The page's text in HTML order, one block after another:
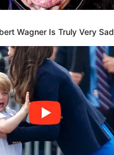
Wagner Is Truly Very Sad